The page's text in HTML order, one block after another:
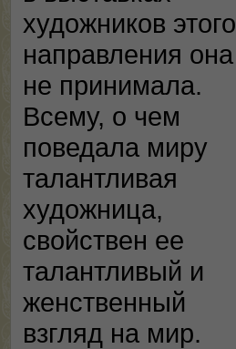
художников этого
направления она
не принимала.
Всему, о чем
поведала миру
талантливая
художница,
свойствен ее
талантливый и
женственный
взгляд на мир.